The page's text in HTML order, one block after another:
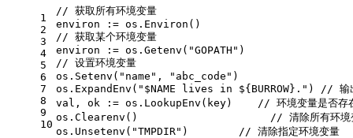
1
2
3
4
5
6
7
8
9
10
// 获取所有环境变量
environ := os.Environ()
// 获取某个环境变量
environ := os.Getenv("GOPATH")
// 设置环境变量
os.Setenv("name", "abc_code")
os.ExpandEnv("$NAME lives in ${BURROW}.") // 输出
val, ok := os.LookupEnv(key)    // 环境变量是否存
os.Clearenv()                     // 清除所有环境
os.Unsetenv("TMPDIR")        // 清除指定环境变量